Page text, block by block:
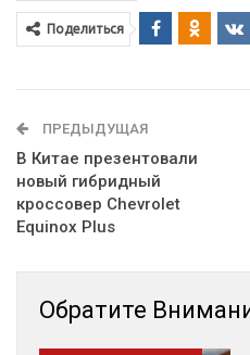
Поделиться
ПРЕДЫДУЩАЯ
В Китае презентовали
новый гибридный
кроссовер Chevrolet
Equinox Plus
Обратите